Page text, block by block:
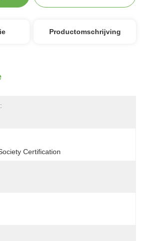
Productomschrijving
Certification